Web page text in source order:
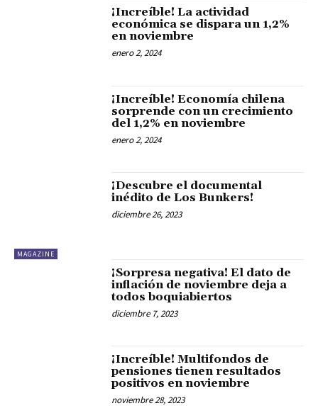
¡Increíble! La actividad
económica se dispara un 1,2%
en noviembre
enero 2, 2024
¡Increíble! Economía chilena
sorprende con un crecimiento
del 1,2% en noviembre
enero 2, 2024
MAGAZINE
¡Descubre el documental
inédito de Los Bunkers!
diciembre 26, 2023
¡Sorpresa negativa! El dato de
inflación de noviembre deja a
todos boquiabiertos
diciembre 7, 2023
¡Increíble! Multifondos de
pensiones tienen resultados
positivos en noviembre
noviembre 28, 2023